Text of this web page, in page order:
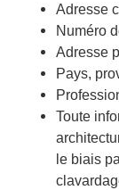
Adresse
Numéro
Adresse
Pays,
Toute
le biais